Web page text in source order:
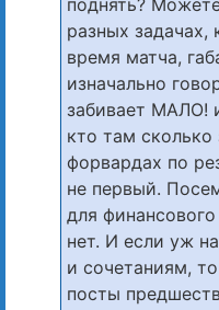
разных
время матча,
изначально
забивает МАЛО!
кто там
форвардах по
не первый.
для
нет. И если уж
и сочетаниям,
посты